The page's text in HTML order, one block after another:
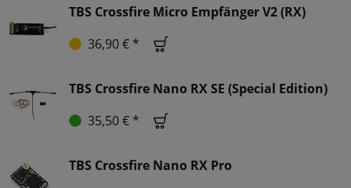
TBS Crossfire Micro Empfänger V2 (RX)
36,90 € *
TBS Crossfire Nano RX SE (Special Edition)
35,50 € *
TBS Crossfire Nano RX Pro